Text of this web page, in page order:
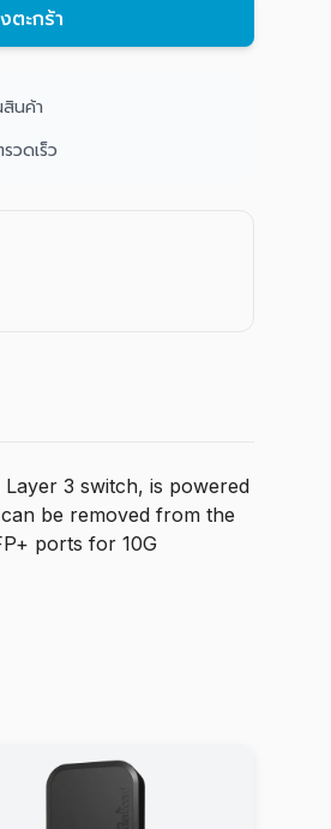
ตะกร้า
สินค้า
วดเร็ว
3 switch, is powered
be removed from the
ports for 10G